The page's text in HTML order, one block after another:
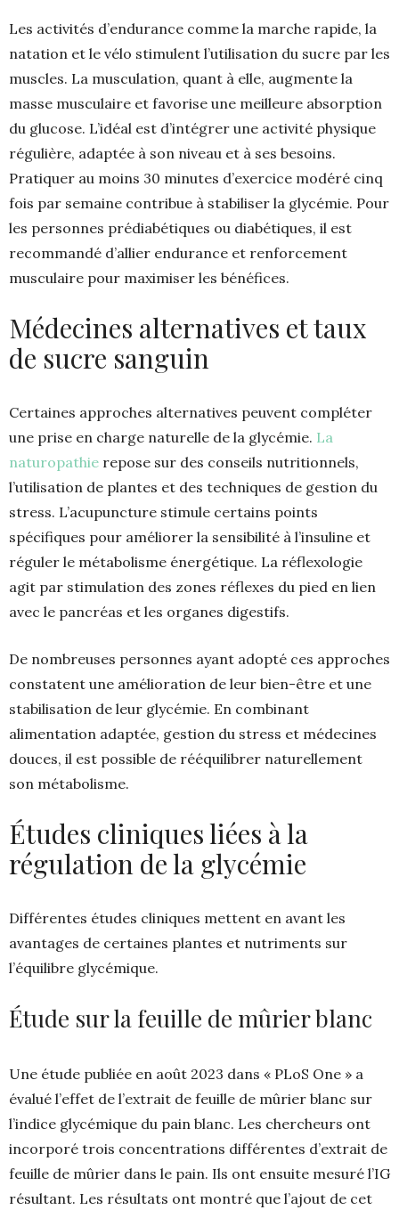
Les activités d’endurance comme la marche rapide, la
natation et le vélo stimulent l’utilisation du sucre par les
muscles. La musculation, quant à elle, augmente la
masse musculaire et favorise une meilleure absorption
du glucose. L’idéal est d’intégrer une activité physique
régulière, adaptée à son niveau et à ses besoins.
Pratiquer au moins 30 minutes d’exercice modéré cinq
fois par semaine contribue à stabiliser la glycémie. Pour
les personnes prédiabétiques ou diabétiques, il est
recommandé d’allier endurance et renforcement
musculaire pour maximiser les bénéfices.
Médecines alternatives et taux
de sucre sanguin
Certaines approches alternatives peuvent compléter
une prise en charge naturelle de la glycémie. La
naturopathie repose sur des conseils nutritionnels,
l’utilisation de plantes et des techniques de gestion du
stress. L’acupuncture stimule certains points
spécifiques pour améliorer la sensibilité à l’insuline et
réguler le métabolisme énergétique. La réflexologie
agit par stimulation des zones réflexes du pied en lien
avec le pancréas et les organes digestifs.
De nombreuses personnes ayant adopté ces approches
constatent une amélioration de leur bien-être et une
stabilisation de leur glycémie. En combinant
alimentation adaptée, gestion du stress et médecines
douces, il est possible de rééquilibrer naturellement
son métabolisme.
Études cliniques liées à la
régulation de la glycémie
Différentes études cliniques mettent en avant les
avantages de certaines plantes et nutriments sur
l’équilibre glycémique.
Étude sur la feuille de mûrier blanc
Une étude publiée en août 2023 dans « PLoS One » a
évalué l’effet de l’extrait de feuille de mûrier blanc sur
l’indice glycémique du pain blanc. Les chercheurs ont
incorporé trois concentrations différentes d’extrait de
feuille de mûrier dans le pain. Ils ont ensuite mesuré l’IG
résultant. Les résultats ont montré que l’ajout de cet